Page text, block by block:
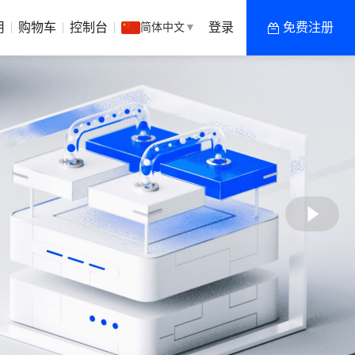
购物车 控制台 简体中文▼ 登录 免费注册